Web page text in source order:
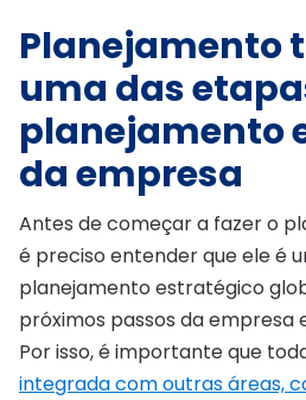
Planejamento
uma das
planejamento
da empresa
Antes de começar a fazer o
é preciso entender que ele é
planejamento estratégico
próximos passos da empresa
Por isso, é importante que
integrada com outras áreas,